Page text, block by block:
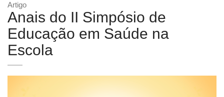
Artigo
Anais do II Simpósio de
Educação em Saúde na
Escola